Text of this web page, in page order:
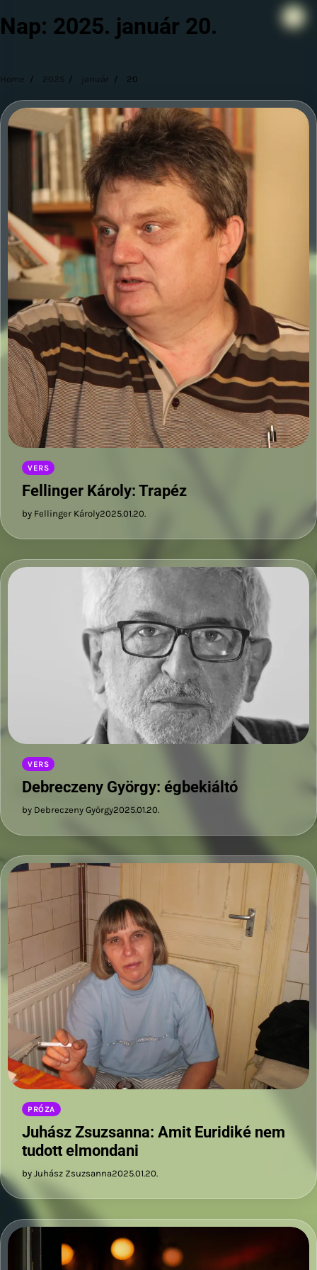
Nap: 2025. január 20.
Home 2025 január 20
VERS
Fellinger Károly: Trapéz
by Fellinger Károly2025.01.20.
VERS
Debreczeny György: égbekiáltó
by Debreczeny György2025.01.20.
PRÓZA
Juhász Zsuzsanna: Amit Euridiké nem
tudott elmondani
by Juhász Zsuzsanna2025.01.20.